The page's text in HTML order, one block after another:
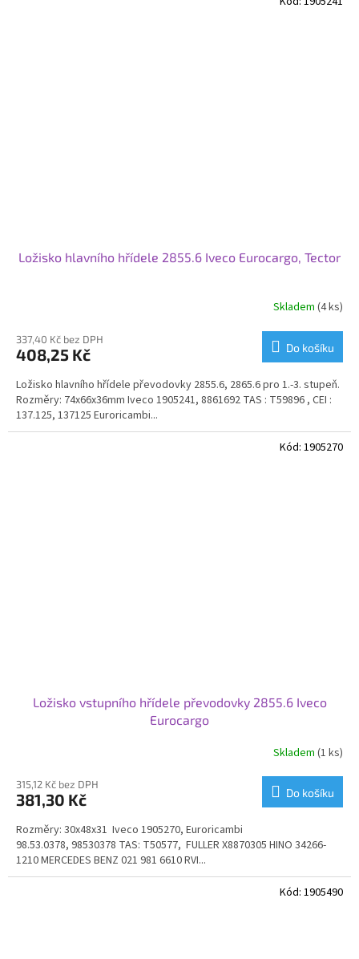
Ložisko hlavního hřídele 2855.6 Iveco Eurocargo, Tector
Skladem (4 ks)
337,40 Kč bez DPH
408,25 Kč Do košíku
Ložisko hlavního hřídele převodovky 2855.6, 2865.6 pro 1.-3. stupeň.
Rozměry: 74x66x36mm Iveco 1905241, 8861692 TAS : T59896 , CEI :
137.125, 137125 Euroricambi...
Ložisko vstupního hřídele převodovky 2855.6 Iveco
Eurocargo
Skladem (1 ks)
315,12 Kč bez DPH
381,30 Kč Do košíku
Rozměry: 30x48x31 Iveco 1905270, Euroricambi
98.53.0378, 98530378 TAS: T50577, FULLER X8870305 HINO 34266-
1210 MERCEDES BENZ 021 981 6610 RVI...
Kód: 1905270
Kód: 1905490